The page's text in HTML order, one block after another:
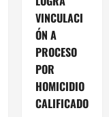
VINCULACI
ÓN A
PROCESO
POR
HOMICIDIO
CALIFICADO